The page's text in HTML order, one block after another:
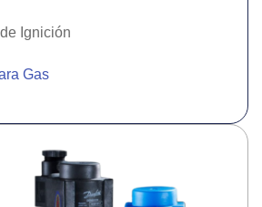
Ignición
Gas